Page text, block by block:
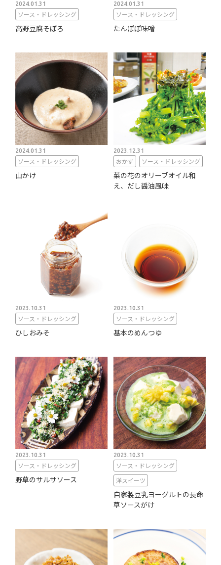
2024.01.31
ソース・ドレッシング
高野豆腐そぼろ
2024.01.31
ソース・ドレッシング
たんぽぽ味噌
2024.01.31
ソース・ドレッシング
山かけ
2023.12.31
おかず ソース・ドレッシング
菜の花のオリーブオイル和
え、だし醤油風味
2023.10.31
ソース・ドレッシング
ひしおみそ
2023.10.31
ソース・ドレッシング
基本のめんつゆ
2023.10.31
ソース・ドレッシング
野草のサルサソース
2023.10.31
ソース・ドレッシング
洋スイーツ
自家製豆乳ヨーグルトの長命
草ソースがけ